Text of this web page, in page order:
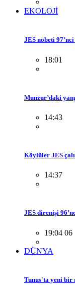
EKOLOJİ
JES nöbeti
18:01
Munzur’daki
14:43
Köylüler JES
14:37
JES direnişi
19:04 06
DÜNYA
Tunus'ta yeni bir